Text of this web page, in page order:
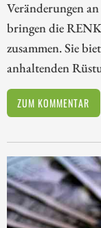
Veränderungen
bringen die
zusammen. Sie
anhaltenden
ZUM KOMMENTAR